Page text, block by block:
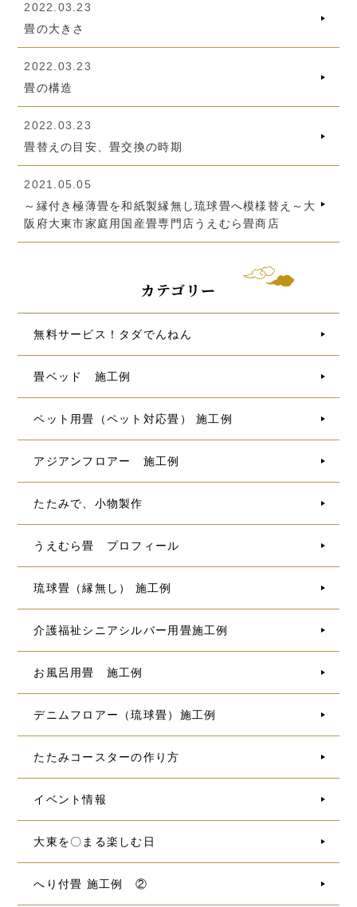
2022.03.23
畳の大きさ
2022.03.23
畳の構造
2022.03.23
畳替えの目安、畳交換の時期
2021.05.05
～縁付き極薄畳を和紙製縁無し琉球畳へ模様替え～大
阪府大東市家庭用国産畳専門店うえむら畳商店
カテゴリー
無料サービス！タダでんねん
畳ベッド 施工例
ペット用畳（ペット対応畳） 施工例
アジアンフロアー 施工例
たたみで、小物製作
うえむら畳 プロフィール
琉球畳（縁無し） 施工例
介護福祉シニアシルバー用畳施工例
お風呂用畳 施工例
デニムフロアー（琉球畳）施工例
たたみコースターの作り方
イベント情報
大東を〇まる楽しむ日
へり付畳 施工例 ②